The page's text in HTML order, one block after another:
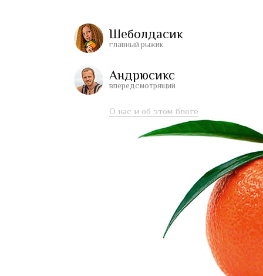
Шеболдасик
главный рыжик
Андрюсикс
впередсмотрящий
О нас и об этом блоге